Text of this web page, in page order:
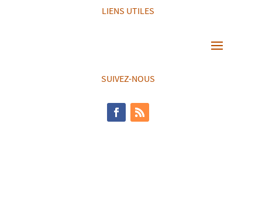
LIENS UTILES
SUIVEZ-NOUS